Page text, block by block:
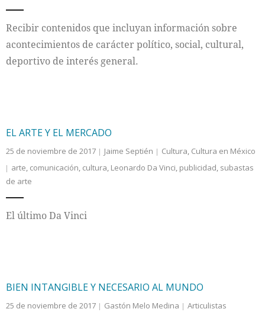
Recibir contenidos que incluyan información sobre
acontecimientos de carácter político, social, cultural,
deportivo de interés general.
EL ARTE Y EL MERCADO
25 de noviembre de 2017 Jaime Septién Cultura, Cultura en México
arte, comunicación, cultura, Leonardo Da Vinci, publicidad, subastas
de arte
El último Da Vinci
BIEN INTANGIBLE Y NECESARIO AL MUNDO
25 de noviembre de 2017 Gastón Melo Medina
Articulistas